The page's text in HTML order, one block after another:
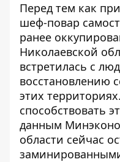
Перед тем как
шеф-повар
ранее
Николаевской
встретилась с
восстановлению
этих
способствовать
данным
области сейчас